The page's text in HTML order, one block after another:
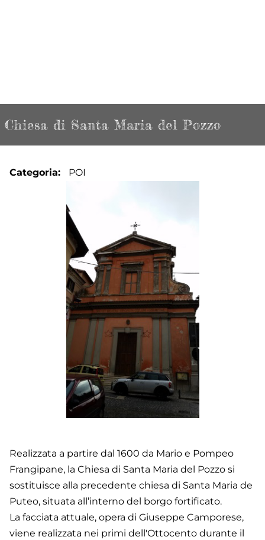
Chiesa di Santa Maria del Pozzo
Categoria POI
Realizzata a partire dal 1600 da Mario e Pompeo
Frangipane, la Chiesa di Santa Maria del Pozzo si
sostituisce alla precedente chiesa di Santa Maria de
Puteo, situata all’interno del borgo fortificato.
La facciata attuale, opera di Giuseppe Camporese,
viene realizzata nei primi dell'Ottocento durante il